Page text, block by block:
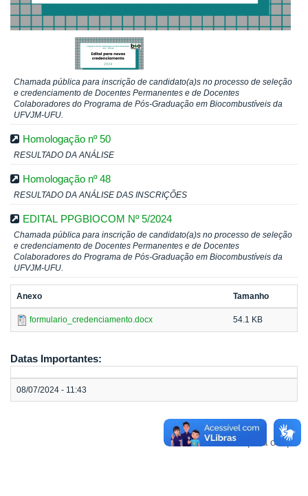
Chamada pública para inscrição de candidato(a)s no processo de seleção
e credenciamento de Docentes Permanentes e de Docentes
Colaboradores do Programa de Pós-Graduação em Biocombustíveis da
UFVJM-UFU.
Homologação nº 50
RESULTADO DA ANÁLISE
Homologação nº 48
RESULTADO DA ANÁLISE DAS INSCRIÇÕES
EDITAL PPGBIOCOM Nº 5/2024
Chamada pública para inscrição de candidato(a)s no processo de seleção
e credenciamento de Docentes Permanentes e de Docentes
Colaboradores do Programa de Pós-Graduação em Biocombustíveis da
UFVJM-UFU.
Anexo Tamanho
formulario_credenciamento.docx 54.1 KB
Datas Importantes:
08/07/2024 - 11:43
Voltar para o topo